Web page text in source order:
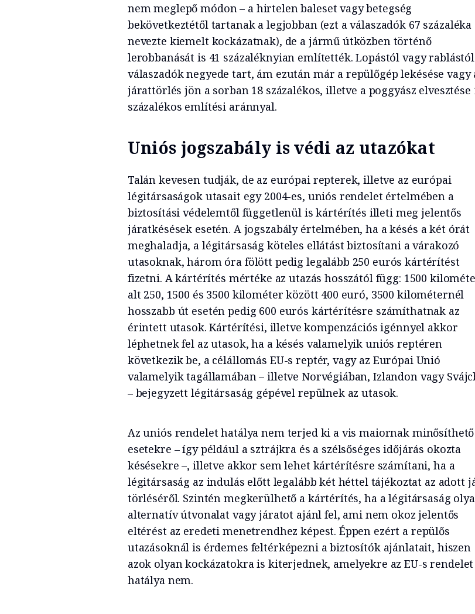
nem meglepő módon – a hirtelen baleset vagy betegség
bekövetkeztétől tartanak a legjobban (ezt a válaszadók 67 százaléka
nevezte kiemelt kockázatnak), de a jármű útközben történő
lerobbanását is 41 százaléknyian említették. Lopástól vagy
válaszadók negyede tart, ám ezután már a repülőgép lekésése vagy
járattörlés jön a sorban 18 százalékos, illetve a poggyász elvesztése
százalékos említési aránnyal.
Uniós jogszabály is védi az utazókat
Talán kevesen tudják, de az európai repterek, illetve az európai
légitársaságok utasait egy 2004-es, uniós rendelet értelmében a
biztosítási védelemtől függetlenül is kártérítés illeti meg jelentős
járatkésések esetén. A jogszabály értelmében, ha a késés a két órát
meghaladja, a légitársaság köteles ellátást biztosítani a várakozó
utasoknak, három óra fölött pedig legalább 250 eurós kártérítést
fizetni. A kártérítés mértéke az utazás hosszától függ: 1500
alt 250, 1500 és 3500 kilométer között 400 euró, 3500 kilométernél
hosszabb út esetén pedig 600 eurós kártérítésre számíthatnak az
érintett utasok. Kártérítési, illetve kompenzációs igénnyel akkor
léphetnek fel az utasok, ha a késés valamelyik uniós reptéren
következik be, a célállomás EU-s reptér, vagy az Európai Unió
valamelyik tagállamában – illetve Norvégiában, Izlandon vagy
– bejegyzett légitársaság gépével repülnek az utasok.
Az uniós rendelet hatálya nem terjed ki a vis maiornak minősíthető
esetekre – így például a sztrájkra és a szélsőséges időjárás okozta
késésekre –, illetve akkor sem lehet kártérítésre számítani, ha a
légitársaság az indulás előtt legalább két héttel tájékoztat az adott
törléséről. Szintén megkerülhető a kártérítés, ha a légitársaság
alternatív útvonalat vagy járatot ajánl fel, ami nem okoz jelentős
eltérést az eredeti menetrendhez képest. Éppen ezért a repülős
utazásoknál is érdemes feltérképezni a biztosítók ajánlatait, hiszen
azok olyan kockázatokra is kiterjednek, amelyekre az EU-s rendelet
hatálya nem.